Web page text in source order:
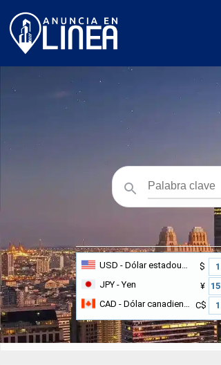
USD - Dólar estadounidense $
JPY - Yen ¥
CAD - Dólar canadiense C$